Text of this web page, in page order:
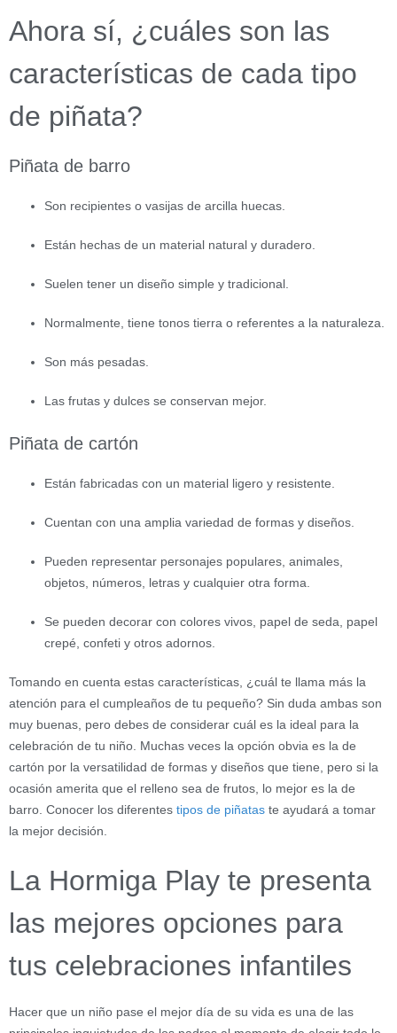
Ahora sí, ¿cuáles son las
características de cada tipo
de piñata?
Piñata de barro
Son recipientes o vasijas de arcilla huecas.
Están hechas de un material natural y duradero.
Suelen tener un diseño simple y tradicional.
Normalmente, tiene tonos tierra o referentes a la naturaleza.
Son más pesadas.
Las frutas y dulces se conservan mejor.
Piñata de cartón
Están fabricadas con un material ligero y resistente.
Cuentan con una amplia variedad de formas y diseños.
Pueden representar personajes populares, animales,
objetos, números, letras y cualquier otra forma.
Se pueden decorar con colores vivos, papel de seda, papel
crepé, confeti y otros adornos.
Tomando en cuenta estas características, ¿cuál te llama más la
atención para el cumpleaños de tu pequeño? Sin duda ambas son
muy buenas, pero debes de considerar cuál es la ideal para la
celebración de tu niño. Muchas veces la opción obvia es la de
cartón por la versatilidad de formas y diseños que tiene, pero si la
ocasión amerita que el relleno sea de frutos, lo mejor es la de
barro. Conocer los diferentes tipos de piñatas te ayudará a tomar
la mejor decisión.
La Hormiga Play te presenta
las mejores opciones para
tus celebraciones infantiles
Hacer que un niño pase el mejor día de su vida es una de las